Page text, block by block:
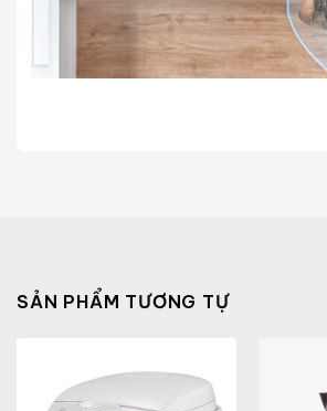
SẢN PHẨM TƯƠNG TỰ